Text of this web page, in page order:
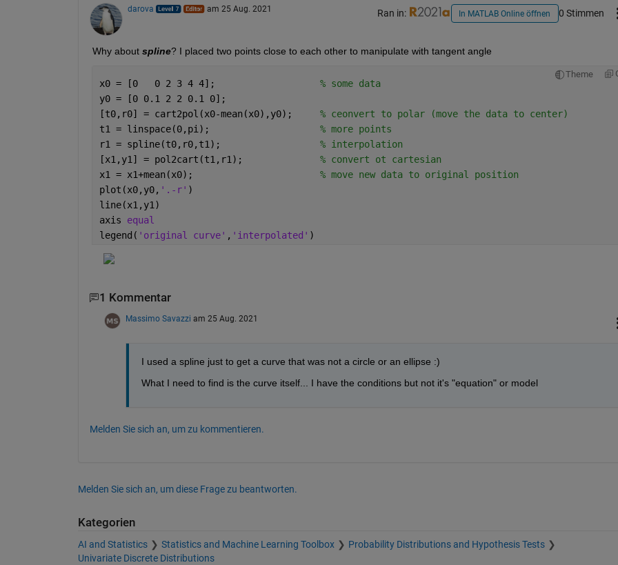
darova am 25 Aug. 2021 Ran in: In MATLAB Online öffnen 0 Stimmen
Why about spline? I placed two points close to each other to manipulate with tangent angle
Theme
x0 = [0   0 2 3 4 4]; % some data
y0 = [0 0.1 2 2 0.1 0];
[t0,r0] = cart2pol(x0-mean(x0),y0); % ceonvert to polar (move the data to center)
t1 = linspace(0,pi); % more points
r1 = spline(t0,r0,t1); % interpolation
[x1,y1] = pol2cart(t1,r1); % convert ot cartesian
x1 = x1+mean(x0); % move new data to original position
plot(x0,y0, '.-r' )
line(x1,y1)
axis equal
legend( 'original curve' , 'interpolated' )
1 Kommentar
Massimo Savazzi am 25 Aug. 2021
I used a spline just to get a curve that was not a circle or an ellipse :)
What I need to find is the curve itself... I have the conditions but not it's "equation" or model
Melden Sie sich an, um zu kommentieren.
Melden Sie sich an, um diese Frage zu beantworten.
Kategorien
AI and Statistics Statistics and Machine Learning Toolbox
Probability Distributions and Hypothesis Tests
Univariate Discrete Distributions